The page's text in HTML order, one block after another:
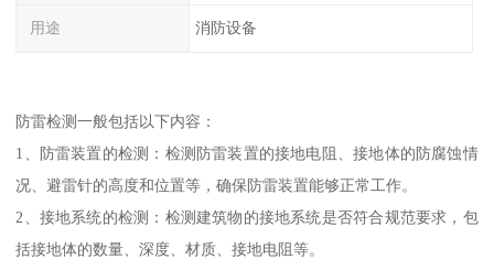
用途 消防设备
防雷检测一般包括以下内容：
1、防雷装置的检测：检测防雷装置的接地电阻、接地体的防腐蚀情
况、避雷针的高度和位置等，确保防雷装置能够正常工作。
2、接地系统的检测：检测建筑物的接地系统是否符合规范要求，包
括接地体的数量、深度、材质、接地电阻等。